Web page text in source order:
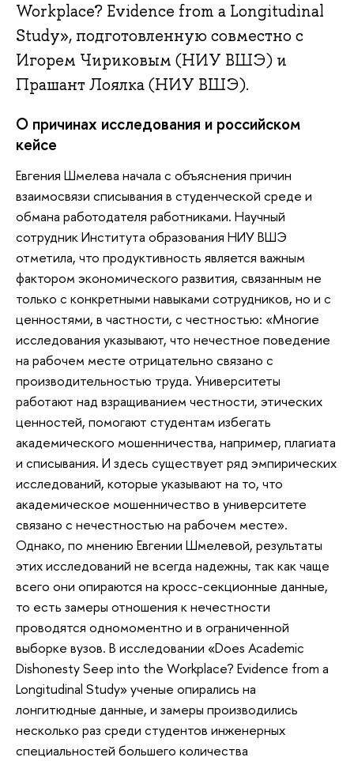
Workplace? Evidence from a Longitudinal
Study», подготовленную совместно с
Игорем Чириковым (НИУ ВШЭ) и
Прашант Лоялка (НИУ ВШЭ).
О причинах исследования и российском
кейсе
Евгения Шмелева начала с объяснения причин
взаимосвязи списывания в студенческой среде и
обмана работодателя работниками. Научный
сотрудник Института образования НИУ ВШЭ
отметила, что продуктивность является важным
фактором экономического развития, связанным не
только с конкретными навыками сотрудников, но и с
ценностями, в частности, с честностью: «Многие
исследования указывают, что нечестное поведение
на рабочем месте отрицательно связано с
производительностью труда. Университеты
работают над взращиванием честности, этических
ценностей, помогают студентам избегать
академического мошенничества, например, плагиата
и списывания. И здесь существует ряд эмпирических
исследований, которые указывают на то, что
академическое мошенничество в университете
связано с нечестностью на рабочем месте».
Однако, по мнению Евгении Шмелевой, результаты
этих исследований не всегда надежны, так как чаще
всего они опираются на кросс-секционные данные,
то есть замеры отношения к нечестности
проводятся одномоментно и в ограниченной
выборке вузов. В исследовании «Does Academic
Dishonesty Seep into the Workplace? Evidence from a
Longitudinal Study» ученые опирались на
лонгитюдные данные, и замеры производились
несколько раз среди студентов инженерных
специальностей большего количества